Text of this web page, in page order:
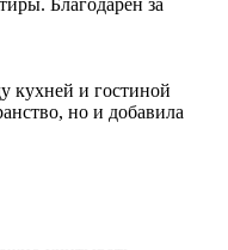
Благодарен за
кухней и гостиной
но и добавила